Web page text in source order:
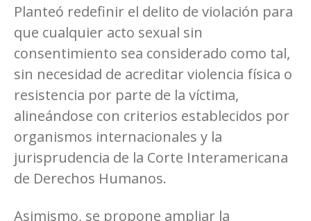
Planteó redefinir el delito de violación para
que cualquier acto sexual sin
consentimiento sea considerado como tal,
sin necesidad de acreditar violencia física o
resistencia por parte de la víctima,
alineándose con criterios establecidos por
organismos internacionales y la
jurisprudencia de la Corte Interamericana
de Derechos Humanos.
Asimismo, se propone ampliar la